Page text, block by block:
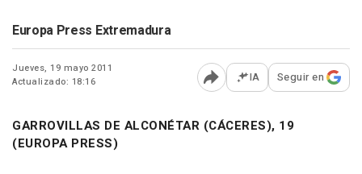
Europa Press Extremadura
Jueves, 19 mayo 2011
Actualizado: 18:16
Abrir opciones para
IA Seguir en
GARROVILLAS DE ALCONÉTAR (CÁCERES), 19
(EUROPA PRESS)